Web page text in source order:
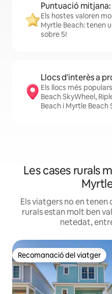
Puntuació mitjana:
Els hostes valoren
Myrtle Beach: tenen
sobre 5!
Llocs d'interès a
Els llocs més
Beach SkyWheel,
Beach i Myrtle Beach
Les cases rurals
Els viatgers no en
rurals estan molt ben
netedat,
Recomanació del viatger
Recomanació del viatger